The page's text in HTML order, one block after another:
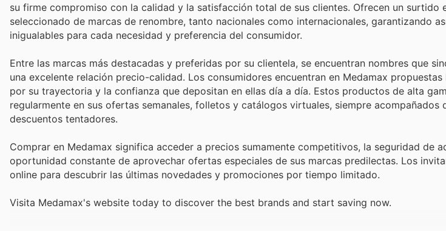
su firme compromiso con la calidad y la satisfacción total de sus clientes. Ofrecen un surtido
seleccionado de marcas de renombre, tanto nacionales como internacionales, garantizando
inigualables para cada necesidad y preferencia del consumidor.
Entre las marcas más destacadas y preferidas por su clientela, se encuentran nombres que
una excelente relación precio-calidad. Los consumidores encuentran en Medamax
por su trayectoria y la confianza que depositan en ellas día a día. Estos productos de alta
regularmente en sus ofertas semanales, folletos y catálogos virtuales, siempre acompañados
descuentos tentadores.
Comprar en Medamax significa acceder a precios sumamente competitivos, la seguridad de
oportunidad constante de aprovechar ofertas especiales de sus marcas predilectas. Los
online para descubrir las últimas novedades y promociones por tiempo limitado.
Visita Medamax's website today to discover the best brands and start saving now.